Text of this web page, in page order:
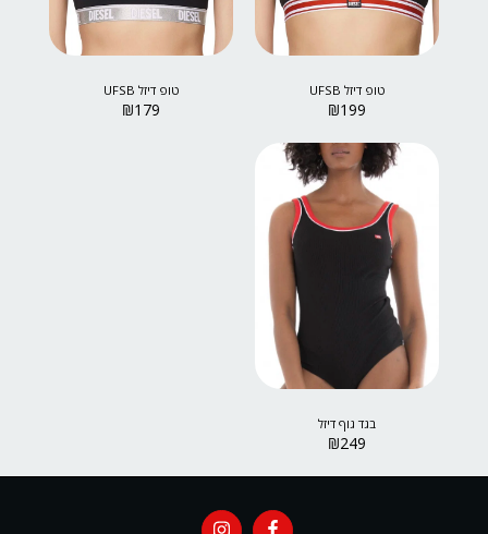
טופ דיזל UFSB
₪199
טופ דיזל UFSB
₪179
בגד גוף דיזל
₪249